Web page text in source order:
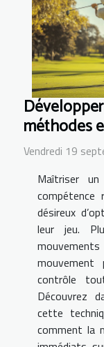
méthodes
Vendredi 19
Maîtriser
compétence
désireux
leur jeu.
mouvement
contrôle
Découvrez
cette
comment la